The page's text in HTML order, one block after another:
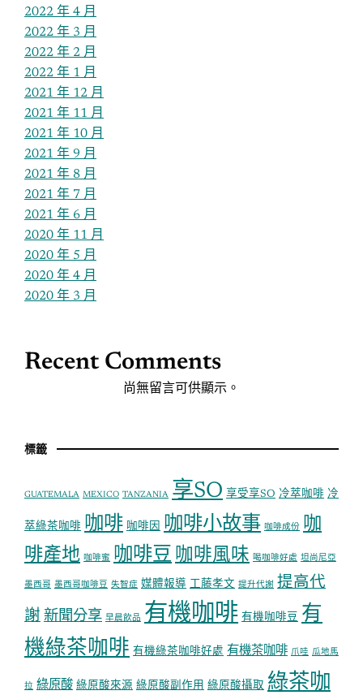
2022 年 4 月
2022 年 3 月
2022 年 2 月
2022 年 1 月
2021 年 12 月
2021 年 11 月
2021 年 10 月
2021 年 9 月
2021 年 8 月
2021 年 7 月
2021 年 6 月
2020 年 11 月
2020 年 5 月
2020 年 4 月
2020 年 3 月
Recent Comments
尚無留言可供顯示。
標籤
GUATEMALA MEXICO TANZANIA 享SO 享受享SO 冷萃咖啡 冷
萃綠茶咖啡 咖啡 咖啡因 咖啡小故事 咖啡成份 咖
啡產地 咖啡蜜 咖啡豆 咖啡風味 喝咖啡好處 坦尚尼亞
墨西哥 墨西哥咖啡豆 失智症 媒體報導 工藤孝文 提升代謝 提高代
謝 新聞分享 早晨飲品 有機咖啡 有機咖啡豆 有
機綠茶咖啡 有機綠茶咖啡好處 有機茶咖啡 爪哇 瓜地馬
拉 綠原酸 綠原酸來源 綠原酸副作用 綠原酸攝取 綠茶咖